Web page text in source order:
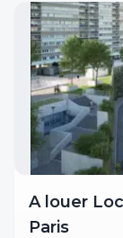
A louer
Paris